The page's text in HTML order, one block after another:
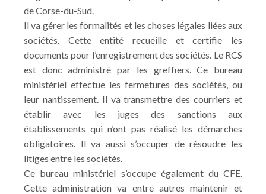
de Corse-du-Sud.
Il va gérer les formalités et les choses légales liées aux
sociétés. Cette entité recueille et certifie les
documents pour l’enregistrement des sociétés. Le RCS
est donc administré par les greffiers. Ce bureau
ministériel effectue les fermetures des sociétés, ou
leur nantissement. Il va transmettre des courriers et
établir avec les juges des sanctions aux
établissements qui n’ont pas réalisé les démarches
obligatoires. Il va aussi s’occuper de résoudre les
litiges entre les sociétés.
Ce bureau ministériel s’occupe également du CFE.
Cette administration va entre autres maintenir et